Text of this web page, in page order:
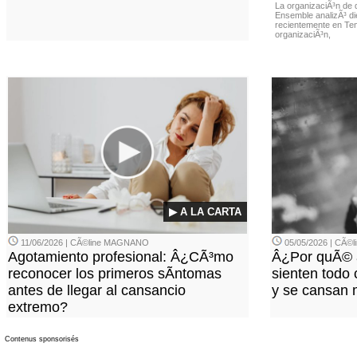
La organizaciÃ³n
Ensemble analizÃ³
recientemente en
organizaciÃ³n,
▶ A LA CARTA
11/06/2026 | CÃ©line MAGNANO
Agotamiento profesional: Â¿CÃ³mo
reconocer los primeros sÃ­ntomas
antes de llegar al cansancio
extremo?
05/05/2026 |
Â¿Por quÃ©
sienten todo
y se cansan
Contenus sponsorisés